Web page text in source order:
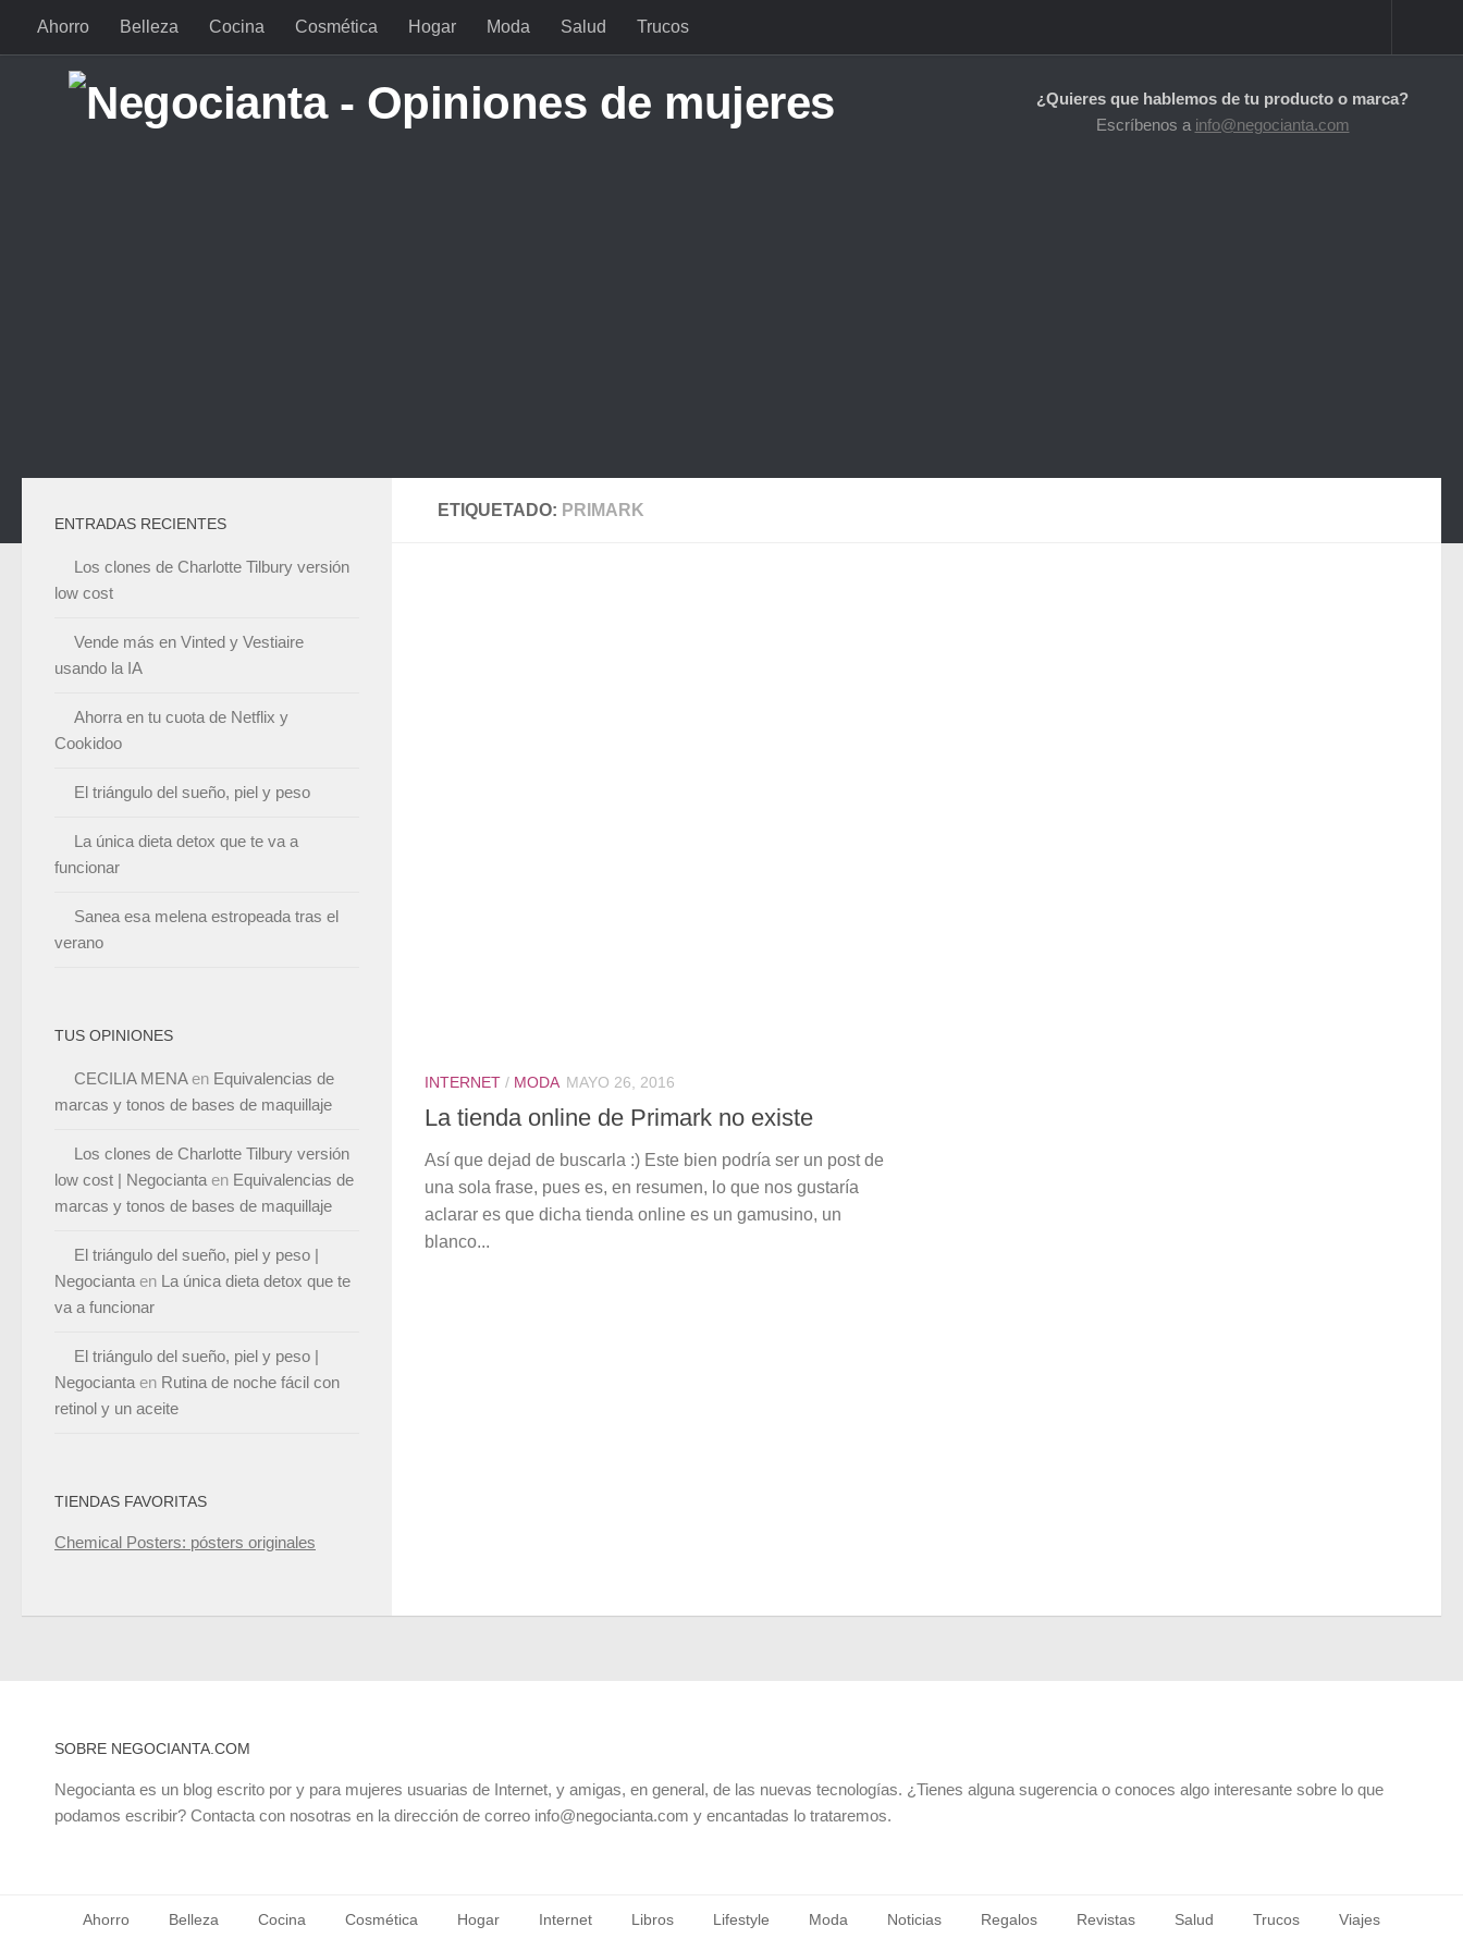
Saltar al contenido
Ahorro Belleza Cocina Cosmética Hogar Moda Salud Trucos
¿Quieres que hablemos de tu producto o marca?
Escríbenos a info@negocianta.com
ETIQUETADO: PRIMARK
INTERNET / MODA MAYO 26, 2016
La tienda online de Primark no existe
Así que dejad de buscarla :) Este bien podría ser un post de
una sola frase, pues es, en resumen, lo que nos gustaría
aclarar es que dicha tienda online es un gamusino, un
blanco...
ENTRADAS RECIENTES
Los clones de Charlotte Tilbury versión
low cost
Vende más en Vinted y Vestiaire
usando la IA
Ahorra en tu cuota de Netflix y
Cookidoo
El triángulo del sueño, piel y peso
La única dieta detox que te va a
funcionar
Sanea esa melena estropeada tras el
verano
TUS OPINIONES
CECILIA MENAen Equivalencias de
marcas y tonos de bases de maquillaje
Los clones de Charlotte Tilbury versión
low cost | Negocianta en Equivalencias de
marcas y tonos de bases de maquillaje
El triángulo del sueño, piel y peso |
Negocianta en La única dieta detox que te
va a funcionar
El triángulo del sueño, piel y peso |
Negocianta en Rutina de noche fácil con
retinol y un aceite
TIENDAS FAVORITAS
Chemical Posters: pósters originales
SOBRE NEGOCIANTA.COM
Negocianta es un blog escrito por y para mujeres usuarias de Internet, y amigas, en general, de las nuevas tecnologías. ¿Tienes alguna sugerencia o conoces algo interesante sobre lo que
podamos escribir? Contacta con nosotras en la dirección de correo info@negocianta.com y encantadas lo trataremos.
Ahorro Belleza Cocina Cosmética Hogar Internet Libros Lifestyle Moda Noticias Regalos Revistas Salud Trucos Viajes